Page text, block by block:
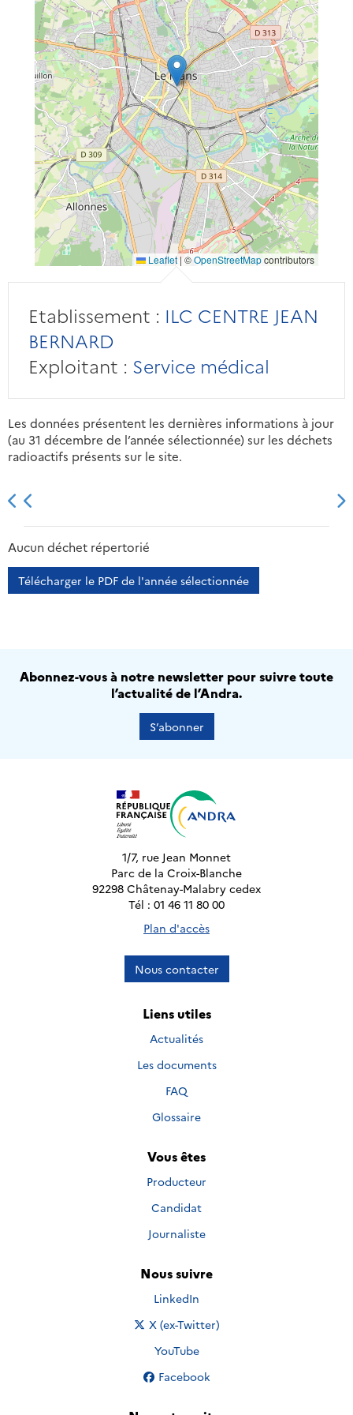
Leaflet | ©OpenStreetMapcontributors
Etablissement : ILC CENTRE JEAN
BERNARD
Exploitant : Service médical
Les données présentent les dernières informations à jour
(au 31 décembre de l’année sélectionnée) sur les déchets
radioactifs présents sur le site.
2013 2014
Aucun déchet répertorié
Télécharger le PDF de l'année sélectionnée
Abonnez-vous à notre newsletter pour suivre toute
l’actualité de l’Andra.
S’abonner
1/7, rue Jean Monnet
Parc de la Croix-Blanche
92298 Châtenay-Malabry cedex
Tél : 01 46 11 80 00
Plan d'accès
Nous contacter
Liens utiles
Actualités
Les documents
FAQ
Glossaire
Vous êtes
Producteur
Candidat
Journaliste
Nous suivre
Nous suivre sur
LinkedIn
Nous suivre sur
X (ex-Twitter)
Nous suivre sur
YouTube
Nous suivre sur
Facebook